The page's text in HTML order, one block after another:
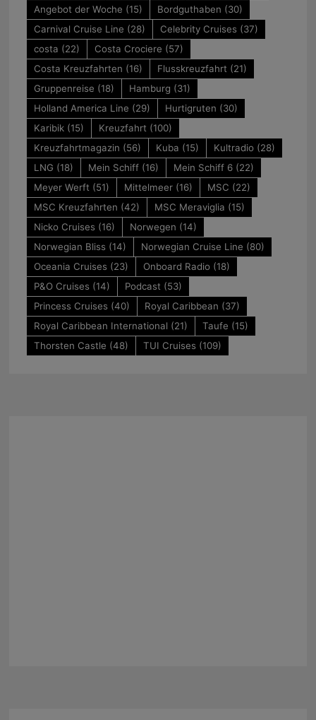
Angebot der Woche (15) Bordguthaben (30)
Carnival Cruise Line (28) Celebrity Cruises (37)
costa (22) Costa Crociere (57)
Costa Kreuzfahrten (16) Flusskreuzfahrt (21)
Gruppenreise (18) Hamburg (31)
Holland America Line (29) Hurtigruten (30)
Karibik(15) Kreuzfahrt (100)
Kreuzfahrtmagazin (56) Kuba (15) Kultradio(28)
LNG (18) Mein Schiff(16) Mein Schiff 6(22)
Meyer Werft (51) Mittelmeer(16) MSC (22)
MSC Kreuzfahrten (42) MSC Meraviglia (15)
Nicko Cruises (16) Norwegen (14)
Norwegian Bliss (14) Norwegian Cruise Line (80)
Oceania Cruises (23) Onboard Radio(18)
P&O Cruises (14) Podcast (53)
Princess Cruises (40) Royal Caribbean (37)
Royal Caribbean International (21) Taufe (15)
Thorsten Castle (48) TUI Cruises (109)